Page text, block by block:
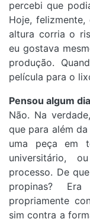
percebi que
Hoje,
altura corria o
eu gostava
produção.
película para o
Pensou algum
Não. Na
que para além
uma peça em
universitário,
processo. De
propinas?
propriamente
sim contra a